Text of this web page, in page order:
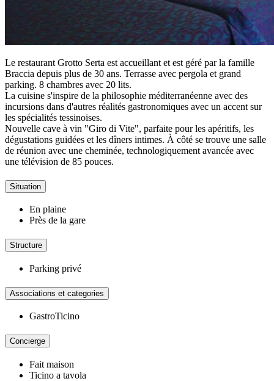
Le restaurant Grotto Serta est accueillant et est géré par la famille
Braccia depuis plus de 30 ans. Terrasse avec pergola et grand
parking. 8 chambres avec 20 lits.
La cuisine s'inspire de la philosophie méditerranéenne avec des
incursions dans d'autres réalités gastronomiques avec un accent sur
les spécialités tessinoises.
Nouvelle cave à vin "Giro di Vite", parfaite pour les apéritifs, les
dégustations guidées et les dîners intimes. À côté se trouve une salle
de réunion avec une cheminée, technologiquement avancée avec
une télévision de 85 pouces.
Situation
En plaine
Près de la gare
Structure
Parking privé
Associations et categories
GastroTicino
Concierge
Fait maison
Ticino a tavola